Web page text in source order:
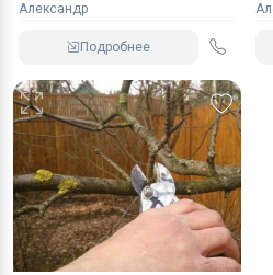
Александр
Подробнее